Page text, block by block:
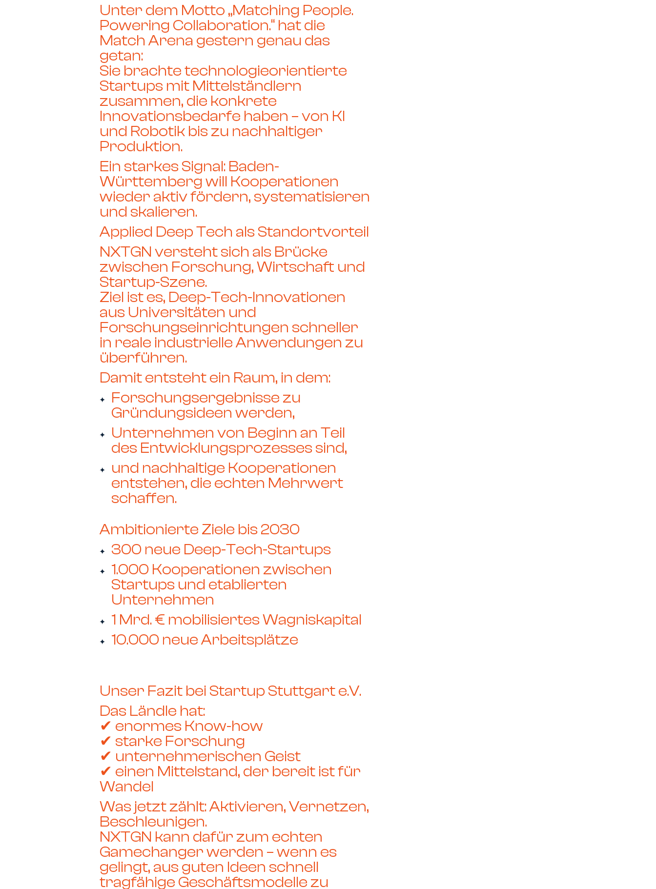
Unter dem Motto „Matching People.
Powering Collaboration.“ hat die
Match Arena gestern genau das
getan:
Sie brachte technologieorientierte
Startups mit Mittelständlern
zusammen, die konkrete
Innovationsbedarfe haben – von KI
und Robotik bis zu nachhaltiger
Produktion.
Ein starkes Signal: Baden-
Württemberg will Kooperationen
wieder aktiv fördern, systematisieren
und skalieren.
Applied Deep Tech als Standortvorteil
NXTGN versteht sich als Brücke
zwischen Forschung, Wirtschaft und
Startup-Szene.
Ziel ist es, Deep-Tech-Innovationen
aus Universitäten und
Forschungseinrichtungen schneller
in reale industrielle Anwendungen zu
überführen.
Damit entsteht ein Raum, in dem:
Forschungsergebnisse zu
Gründungsideen werden,
Unternehmen von Beginn an Teil
des Entwicklungsprozesses sind,
und nachhaltige Kooperationen
entstehen, die echten Mehrwert
schaffen.
Ambitionierte Ziele bis 2030
300 neue Deep-Tech-Startups
1.000 Kooperationen zwischen
Startups und etablierten
Unternehmen
1 Mrd. € mobilisiertes Wagniskapital
10.000 neue Arbeitsplätze
Unser Fazit bei Startup Stuttgart e.V.
Das Ländle hat:
✔ enormes Know-how
✔ starke Forschung
✔ unternehmerischen Geist
✔ einen Mittelstand, der bereit ist für
Wandel
Was jetzt zählt:Aktivieren, Vernetzen,
Beschleunigen.
NXTGN kann dafür zum echten
Gamechanger werden – wenn es
gelingt, aus guten Ideen schnell
tragfähige Geschäftsmodelle zu